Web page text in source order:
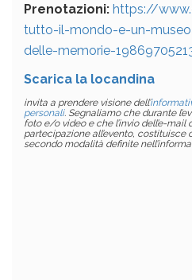
Prenotazioni: https://
tutto-il-mondo-e-un-
delle-memorie-
Scarica la locandina
invita a prendere visione dell’
personali. Segnaliamo che durante
foto e/o video e che l’invio dell’e-
partecipazione all’evento,
secondo modalità definite